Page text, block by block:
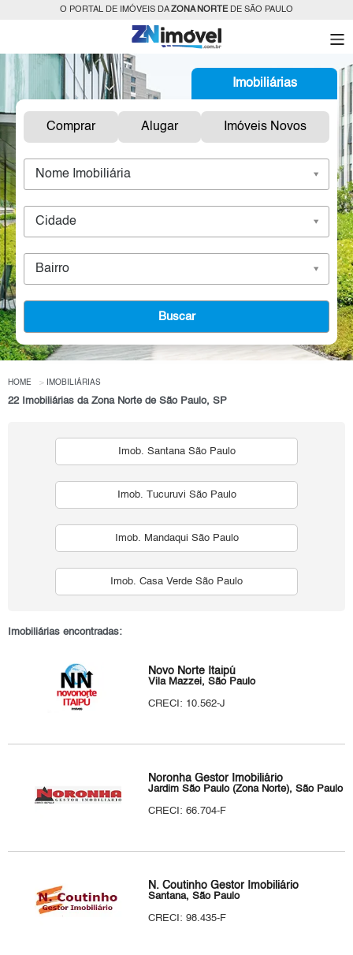
O PORTAL DE IMÓVEIS DAZONA NORTEDE SÃO PAULO
Comprar Alugar Imóveis Novos
Imobiliárias
Nome Imobiliária
Cidade
Bairro
Buscar
HOME IMOBILIÁRIAS
22 Imobiliárias da Zona Norte de São Paulo, SP
Imob. Santana São Paulo
Imob. Tucuruvi São Paulo
Imob. Mandaqui São Paulo
Imob. Casa Verde São Paulo
Imobiliárias encontradas:
Novo Norte Itaipú
Vila Mazzei, São Paulo
CRECI: 10.562-J
Noronha Gestor Imobiliário
Jardim São Paulo (Zona Norte), São Paulo
CRECI: 66.704-F
N. Coutinho Gestor Imobiliário
Santana, São Paulo
CRECI: 98.435-F